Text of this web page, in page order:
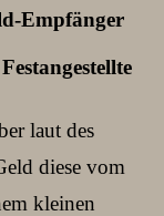
Empfänger
laut des
diese vom
kleinen